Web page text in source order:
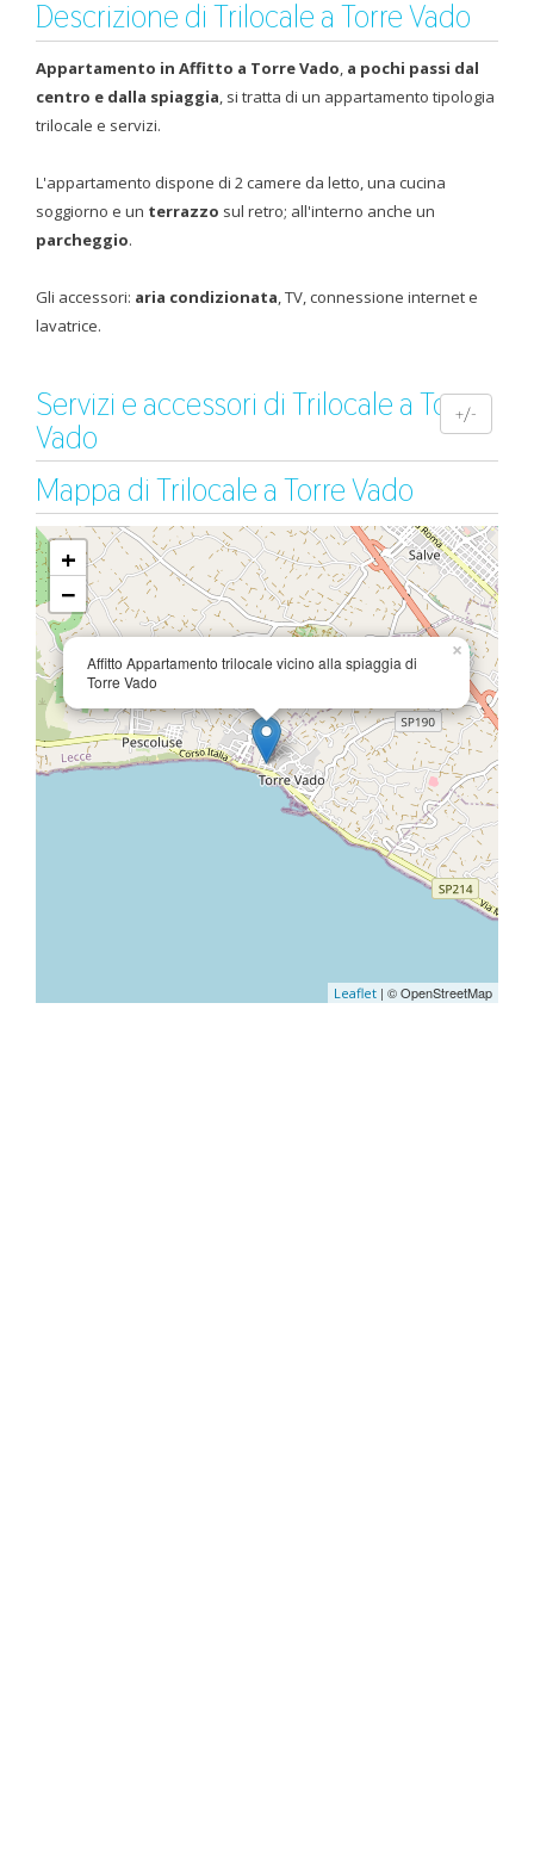
Descrizione di Trilocale a Torre Vado
Appartamento in Affitto a Torre Vado, a pochi passi dal
centro e dalla spiaggia, si tratta di un appartamento tipologia
trilocale e servizi.
L'appartamento dispone di 2 camere da letto, una cucina
soggiorno e un terrazzo sul retro; all'interno anche un
parcheggio.
Gli accessori: aria condizionata, TV, connessione internet e
lavatrice.
Servizi e accessori di Trilocale a Torre
Vado
+/-
Mappa di Trilocale a Torre Vado
Affitto Appartamento trilocale vicino alla spiaggia di
Torre Vado
×
+
−
Leaflet | © OpenStreetMap